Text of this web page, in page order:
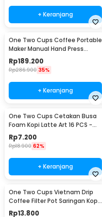
+ Keranjang
One Two Cups Coffee Portable
Maker Manual Hand Press
Espresso 300ml - T35066
Rp189.200
Rp286.900 35%
+ Keranjang
One Two Cups Cetakan Busa
Foam Kopi Latte Art 16 PCS -
JJYE01
Rp7.200
Rp18.900 62%
+ Keranjang
One Two Cups Vietnam Drip
Coffee Filter Pot Saringan Kopi
180ml 8Q - LC1
Rp13.800